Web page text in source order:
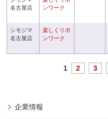
名古屋店
ンワーク
シモジマ
名古屋店
楽しくリボ
ンワーク
1 2 3
企業情報